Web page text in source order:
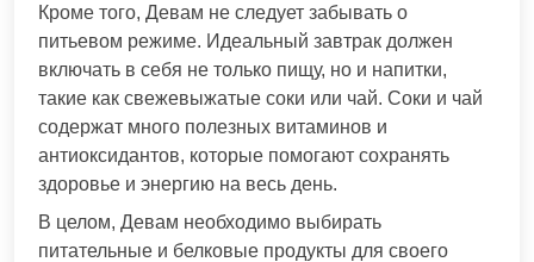
Кроме того, Девам не следует забывать о
питьевом режиме. Идеальный завтрак должен
включать в себя не только пищу, но и напитки,
такие как свежевыжатые соки или чай. Соки и чай
содержат много полезных витаминов и
антиоксидантов, которые помогают сохранять
здоровье и энергию на весь день.
В целом, Девам необходимо выбирать
питательные и белковые продукты для своего